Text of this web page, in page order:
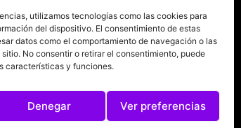
utilizamos tecnologías como las cookies para
del dispositivo. El consentimiento de estas
datos como el comportamiento de navegación o las
No consentir o retirar el consentimiento, puede
características y funciones.
Denegar Ver preferencias
SOBRE NOSOTROS